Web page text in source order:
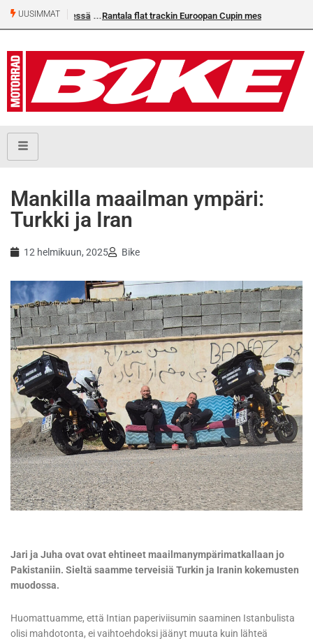
UUSIMMAT Rantala flat trackin Euroopan Cupin mestari
Mankilla maailman ympäri:
Turkki ja Iran
12 helmikuun, 2025 Bike
Jari ja Juha ovat ovat ehtineet maailmanympärimatkallaan jo
Pakistaniin. Sieltä saamme terveisiä Turkin ja Iranin kokemusten
muodossa.
Huomattuamme, että Intian paperiviisumin saaminen Istanbulista
olisi mahdotonta, ei vaihtoehdoksi jäänyt muuta kuin lähteä